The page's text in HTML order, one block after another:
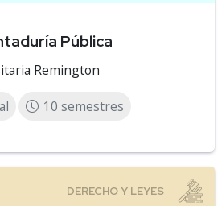
Pública
Remington
10 semestres